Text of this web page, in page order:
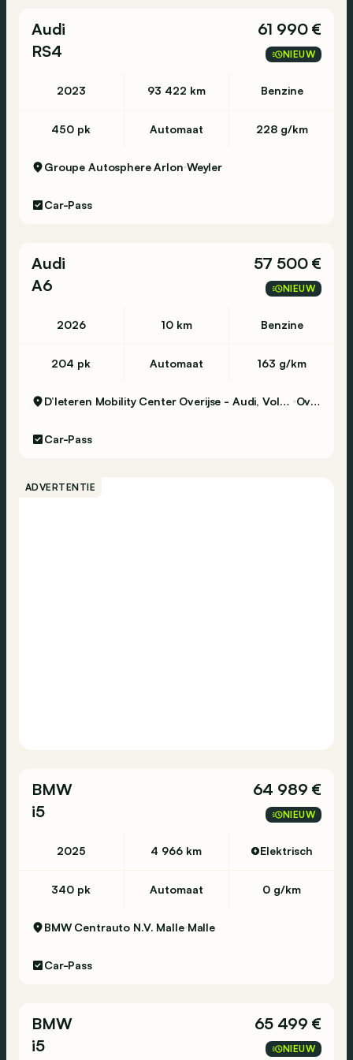
Audi
RS4
61 990 €
NIEUW
2023 93 422 km Benzine
450 pk Automaat 228 g/km
Groupe Autosphere Arlon Weyler
Car-Pass
Audi
A6
57 500 €
NIEUW
2026 10 km Benzine
204 pk Automaat 163 g/km
D’Ieteren Mobility Center Overijse - Audi, Volkswagen & Commercial Vehicles Overijse
Car-Pass
ADVERTENTIE
BMW
i5
64 989 €
NIEUW
2025 4 966 km Elektrisch
340 pk Automaat 0 g/km
BMW Centrauto N.V. Malle Malle
Car-Pass
BMW
i5
65 499 €
NIEUW